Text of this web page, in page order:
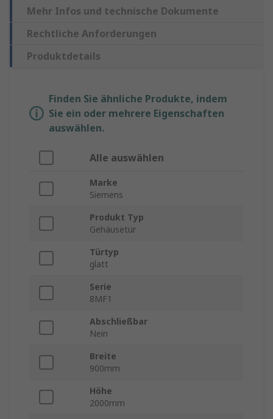
Mehr Infos und technische Dokumente
Rechtliche Anforderungen
Produktdetails
Finden Sie ähnliche Produkte, indem
Sie ein oder mehrere Eigenschaften
auswählen.
Alle auswählen
Marke
Siemens
Produkt Typ
Gehäusetür
Türtyp
glatt
Serie
8MF1
Abschließbar
Nein
Breite
900mm
Höhe
2000mm